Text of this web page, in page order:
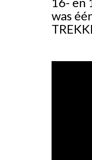
was